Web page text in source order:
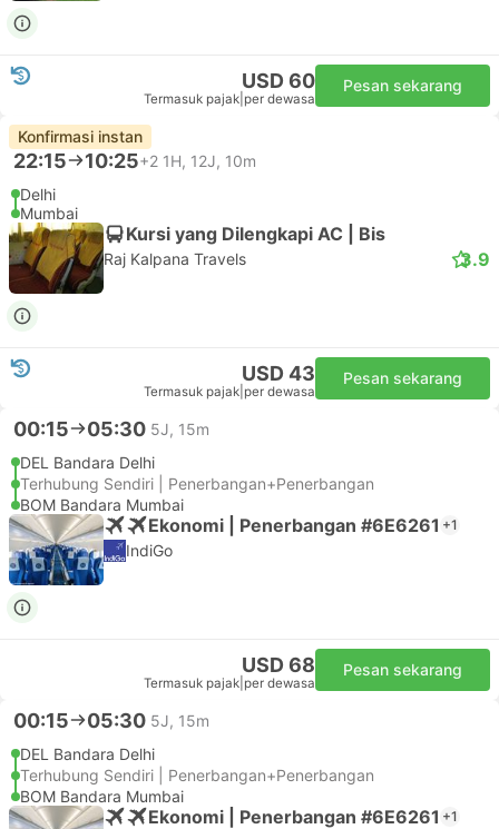
USD 60
Termasuk pajak per dewasa
Pesan sekarang
Konfirmasi instan
22:15 10:25+2 1H, 12J, 10m
Delhi
Mumbai
Kursi yang Dilengkapi AC | Bis
Raj Kalpana Travels 3.9
USD 43
Termasuk pajak per dewasa
Pesan sekarang
00:15 05:30 5J, 15m
DEL Bandara Delhi
Terhubung Sendiri | Penerbangan+Penerbangan
BOM Bandara Mumbai
Ekonomi | Penerbangan #6E6261 +1
IndiGo
USD 68
Termasuk pajak per dewasa
Pesan sekarang
00:15 05:30 5J, 15m
DEL Bandara Delhi
Terhubung Sendiri | Penerbangan+Penerbangan
BOM Bandara Mumbai
Ekonomi | Penerbangan #6E6261 +1